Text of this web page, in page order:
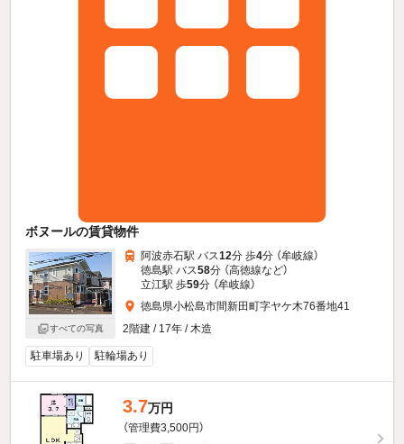
ボヌールの賃貸物件
すべての写真
阿波赤石駅 バス12分 歩4分 （牟岐線）
徳島駅 バス58分 （高徳線など）
立江駅 歩59分 （牟岐線）
徳島県小松島市間新田町字ヤケ木76番地41
2階建 / 17年 / 木造
駐車場あり 駐輪場あり
3.7万円
（管理費3,500円）